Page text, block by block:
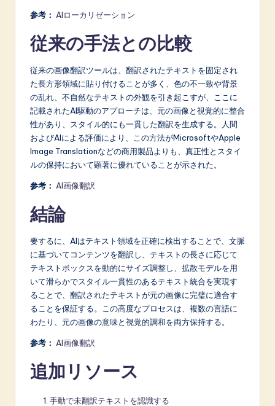
参考： AIローカリゼーション
従来の手法との比較
従来の画像翻訳ツールは、翻訳されたテキストを固定され
た長方形領域に貼り付けることが多く、色の不一致や背景
の乱れ、不自然なテキストの外観を引き起こすが、ここに
記載されたAI駆動のアプローチは、元の画像と視覚的に整合
性があり、スタイル的にも一貫した翻訳を生成する。人間
およびAIによる評価により、この方法がMicrosoftやApple
Image Translationなどの商用製品よりも、真正性とスタイ
ルの保持において顕著に優れていることが示された。
参考： AI画像翻訳
結論
要するに、AIはテキスト領域を正確に検出することで、文脈
に基づいてコンテンツを翻訳し、テキストの長さに応じて
テキストボックスを動的にサイズ調整し、拡散モデルを用
いて滑らかでスタイル一貫性のあるテキスト統合を実現す
ることで、翻訳されたテキストが元の画像に完璧に適合す
ることを保証する。この高度なプロセスは、複数の言語に
わたり、元の画像の意味と視覚的調和を両方保持する。
参考： AI画像翻訳
追加リソース
手動で未翻訳テキストを認識する